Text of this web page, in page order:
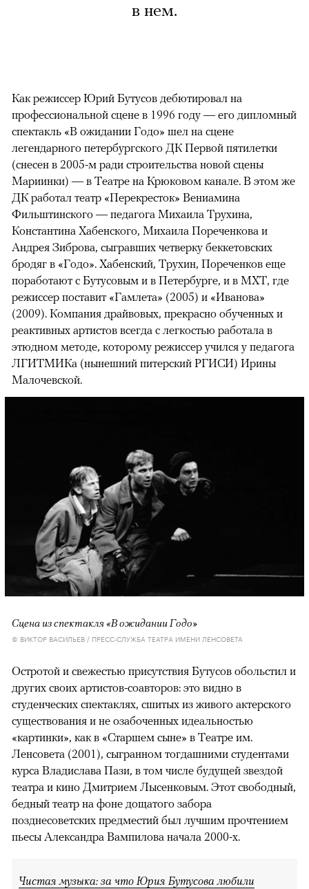
в нем.
Как режиссер Юрий Бутусов дебютировал на
профессиональной сцене в 1996 году — его дипломный
спектакль «В ожидании Годо» шел на сцене
легендарного петербургского ДК Первой пятилетки
(снесен в 2005-м ради строительства новой сцены
Мариинки) — в Театре на Крюковом канале. В этом же
ДК работал театр «Перекресток» Вениамина
Фильштинского — педагога Михаила Трухина,
Константина Хабенского, Михаила Пореченкова и
Андрея Зиброва, сыгравших четверку беккетовских
бродяг в «Годо». Хабенский, Трухин, Пореченков еще
поработают с Бутусовым и в Петербурге, и в МХТ, где
режиссер поставит «Гамлета» (2005) и «Иванова»
(2009). Компания драйвовых, прекрасно обученных и
реактивных артистов всегда с легкостью работала в
этюдном методе, которому режиссер учился у педагога
ЛГИТМИКа (нынешний питерский РГИСИ) Ирины
Малочевской.
Сцена из спектакля «В ожидании Годо»
© ВИКТОР ВАСИЛЬЕВ / ПРЕСС-СЛУЖБА ТЕАТРА ИМЕНИ ЛЕНСОВЕТА
Остротой и свежестью присутствия Бутусов обольстил и
других своих артистов-соавторов: это видно в
студенческих спектаклях, сшитых из живого актерского
существования и не озабоченных идеальностью
«картинки», как в «Старшем сыне» в Театре им.
Ленсовета (2001), сыгранном тогдашними студентами
курса Владислава Пази, в том числе будущей звездой
театра и кино Дмитрием Лысенковым. Этот свободный,
бедный театр на фоне дощатого забора
позднесоветских предместий был лучшим прочтением
пьесы Александра Вампилова начала 2000-х.
Чистая музыка: за что Юрия Бутусова любили